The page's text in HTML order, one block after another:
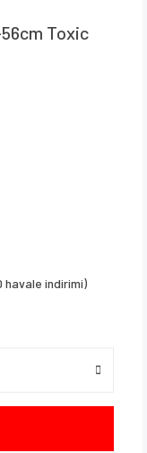
Toxic
havale indirimi)